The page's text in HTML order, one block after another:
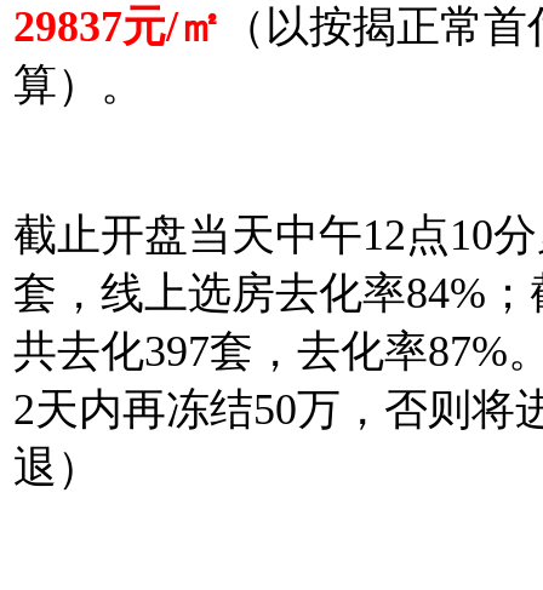
29837元/㎡ （以按揭正常
算）。
截止开盘当天中午12点10
套，线上选房去化率84%
共去化397套，去化率87%
2天内再冻结50万，否则将
退）